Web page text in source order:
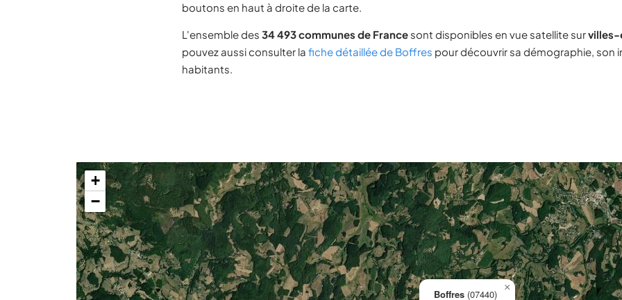
boutons en haut à droite de la carte.
L'ensemble des 34 493 communes de France sont disponibles en vue satellite sur
pouvez aussi consulter la fiche détaillée de Boffres pour découvrir sa démographie, son
habitants.
Boffres (07440)
×
+
−